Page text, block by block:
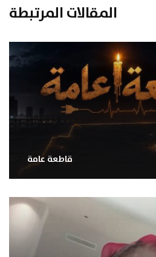
المقالات المرتبطة
قاطعة عامة